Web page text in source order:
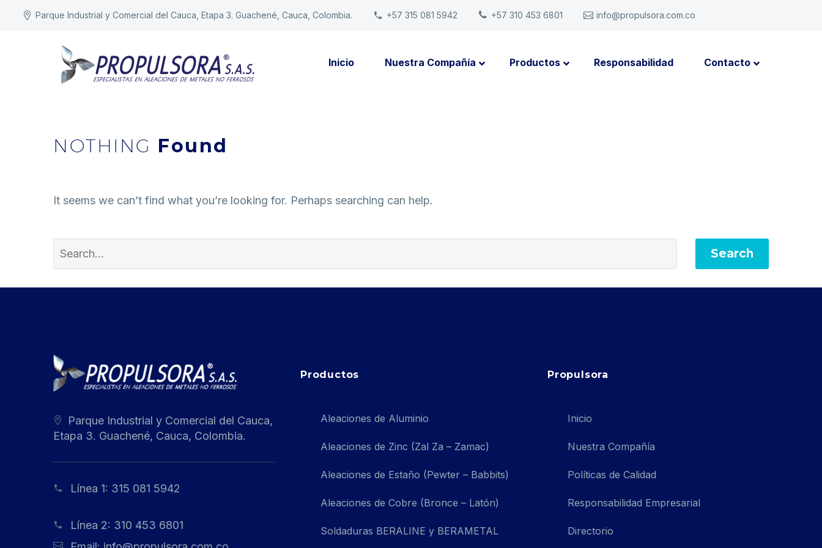
Parque Industrial y Comercial del Cauca, Etapa 3. Guachené, Cauca, Colombia. +57 315 081 5942 +57 310 453 6801 info@propulsora.com.co
Inicio Nuestra Compañía Productos Responsabilidad Contacto
NOTHING Found
It seems we can’t find what you’re looking for. Perhaps searching can help.
Search
Parque Industrial y Comercial del Cauca,
Etapa 3. Guachené, Cauca, Colombia.
Línea 1: 315 081 5942
Línea 2: 310 453 6801
Productos
Aleaciones de Aluminio
Aleaciones de Zinc (Zal Za – Zamac)
Aleaciones de Estaño (Pewter – Babbits)
Aleaciones de Cobre (Bronce – Latón)
Soldaduras BERALINE y BERAMETAL
Propulsora
Inicio
Nuestra Compañía
Políticas de Calidad
Responsabilidad Empresarial
Directorio